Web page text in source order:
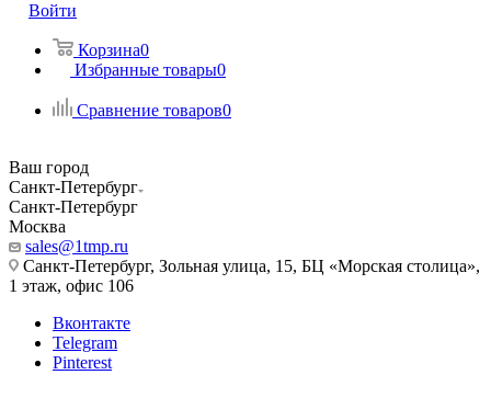
Войти
Корзина0
Избранные товары0
Сравнение товаров0
Ваш город
Санкт-Петербург
Санкт-Петербург
Москва
sales@1tmp.ru
Санкт-Петербург, Зольная улица, 15, БЦ «Морская столица»,
1 этаж, офис 106
Вконтакте
Telegram
Pinterest